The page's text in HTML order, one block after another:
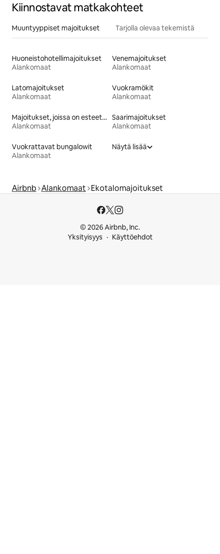
Kiinnostavat matkakohteet
Muuntyyppiset majoitukset Tarjolla olevaa tekemistä
Huoneistohotellimajoitukset
Alankomaat
Venemajoitukset
Alankomaat
Latomajoitukset
Alankomaat
Vuokramökit
Alankomaat
Majoitukset, joissa on esteetön vuode
Alankomaat
Saarimajoitukset
Alankomaat
Vuokrattavat bungalowit
Alankomaat
Näytä lisää
Airbnb Alankomaat Ekotalomajoitukset
© 2026 Airbnb, Inc.
Yksityisyys
Käyttöehdot